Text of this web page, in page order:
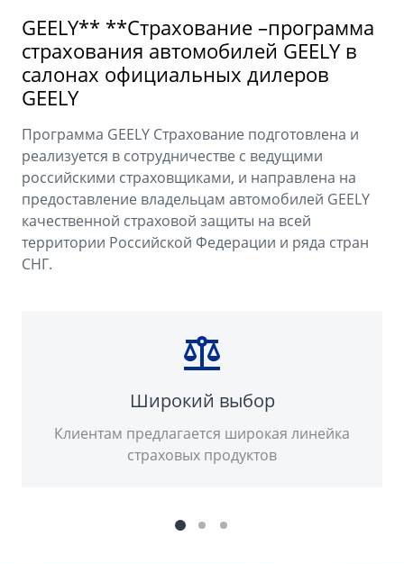
OKAVANGO
от 3 429 990 ₽*
MONJARO
PREFACE
от 3 079 990 ₽*
GEELY EX5
от 3 769 990 ₽*
Зарядные устройства
ФИНАНСЫ И УСЛУГИ
Автокредит
Расчет КАСКО
Страхование
GEELY Лизинг
Спецпредложения
ПОДДЕРЖКА
Помощь на дорогах
Гарантия Geely
Сервисная книжка
Вопросы и ответы
GEELY** **Страхование –программа
страхования автомобилей GEELY в
салонах официальных дилеров
GEELY
Программа GEELY Страхование подготовлена и
реализуется в сотрудничестве с ведущими
российскими страховщиками, и направлена на
предоставление владельцам автомобилей GEELY
качественной страховой защиты на всей
территории Российской Федерации и ряда стран
СНГ.
Широкий выбор
Клиентам предлагается широкая линейка
страховых продуктов